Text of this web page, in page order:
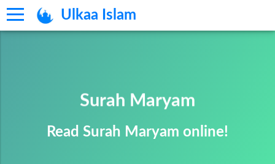
Ulkaa Islam
Surah Maryam
Read Surah Maryam online!